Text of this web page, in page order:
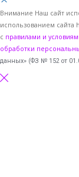
Внимание Наш сайт
использованием
с правилами и
обработки
данных» (ФЗ № 152 от